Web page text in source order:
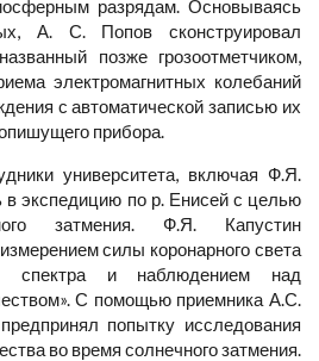
разрядам. Основываясь
А. С. Попов сконструировал
позже грозоотметчиком,
электромагнитных колебаний
с автоматической записью их
прибора.
университета, включая Ф.Я.
в экспедицию по р. Енисей с целью
затмения. Ф.Я. Капустин
силы коронарного света
спектра и наблюдением над
С помощью приемника А.С.
попытку исследования
во время солнечного затмения.